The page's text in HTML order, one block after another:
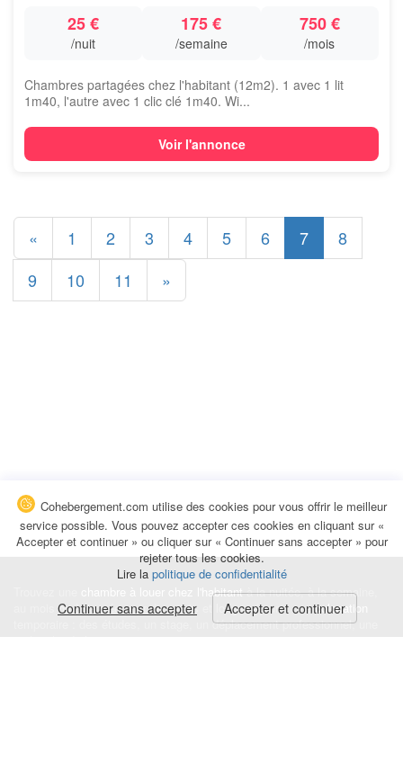
25 €
/nuit
175 €
/semaine
750 €
/mois
Chambres partagées chez l'habitant (12m2). 1 avec 1 lit
1m40, l'autre avec 1 clic clé 1m40. Wi...
Voir l'annonce
« 1 2 3 4 5 6 7
8
9
10 11 »
chambre à louer chez l'habitantà la nuitée, à la semaine,
au mois ou à l'année pour de courts et longs séjours, unecolocation
temporaire : des études, un stage, un déplacement professionnel, une
Cohebergement.com utilise des cookies pour vous offrir le meilleur
service possible. Vous pouvez accepter ces cookies en cliquant sur «
Accepter et continuer » ou cliquer sur « Continuer sans accepter » pour
rejeter tous les cookies.
Lire la politique de confidentialité
Continuer sans accepter Accepter et continuer